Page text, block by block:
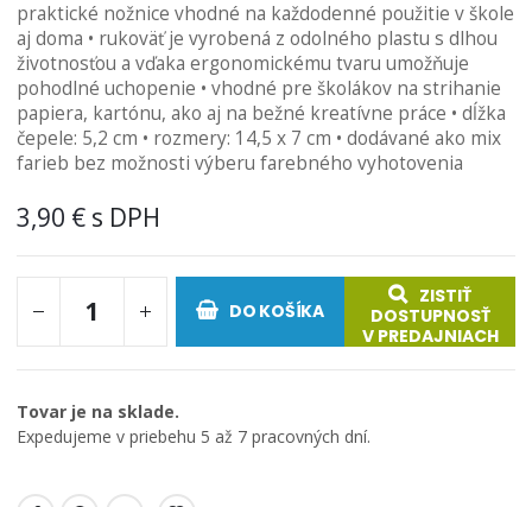
na
začiatok
galérie
obrázkov
praktické nožnice vhodné na každodenné použitie v škole
aj doma • rukoväť je vyrobená z odolného plastu s dlhou
životnosťou a vďaka ergonomickému tvaru umožňuje
pohodlné uchopenie • vhodné pre školákov na strihanie
papiera, kartónu, ako aj na bežné kreatívne práce • dĺžka
čepele: 5,2 cm • rozmery: 14,5 x 7 cm • dodávané ako mix
farieb bez možnosti výberu farebného vyhotovenia
3,90 €
DO KOŠÍKA
ZISTIŤ
DOSTUPNOSŤ
V PREDAJNIACH
Tovar je na sklade.
Expedujeme v priebehu 5 až 7 pracovných dní.